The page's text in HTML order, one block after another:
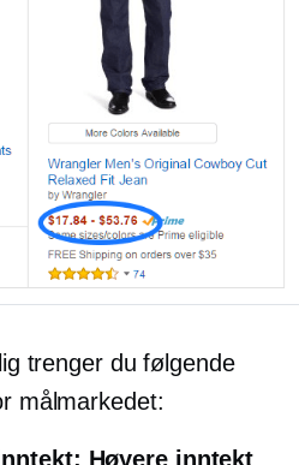
trenger du følgende
målmarkedet:
Høyere inntekt